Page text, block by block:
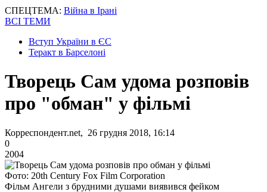
СПЕЦТЕМА: Війна в Ірані
ВСІ ТЕМИ
Вступ України в ЄС
Теракт в Барселоні
Творець Сам удома розповів
про "обман" у фільмі
Корреспондент.net, 26 грудня 2018, 16:14
0
2004
Фото: 20th Century Fox Film Corporation
Фільм Ангели з брудними душами виявився фейком